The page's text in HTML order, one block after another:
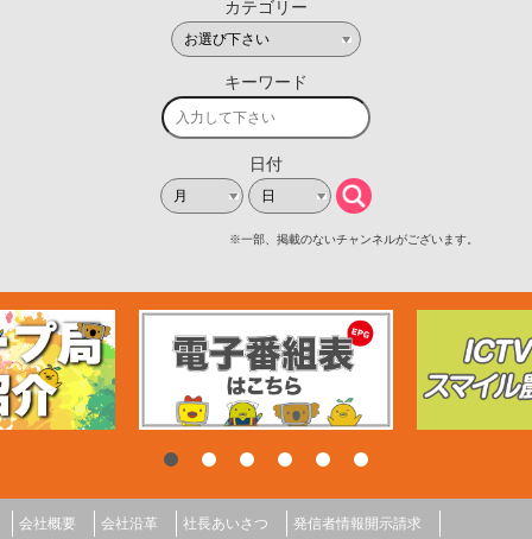
会社概要 会社沿革 社長あいさつ
発信者情報開示請求